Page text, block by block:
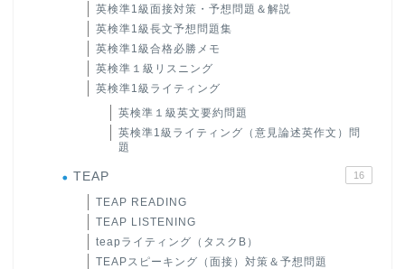
英検準1級面接対策・予想問題＆解説
英検準1級長文予想問題集
英検準1級合格必勝メモ
英検準１級リスニング
英検準1級ライティング
英検準１級英文要約問題
英検準1級ライティング（意見論述英作文）問
題
TEAP 16
TEAP READING
TEAP LISTENING
teapライティング（タスクB）
TEAPスピーキング（面接）対策＆予想問題